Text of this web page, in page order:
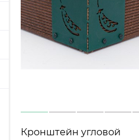
Кронштейн угловой